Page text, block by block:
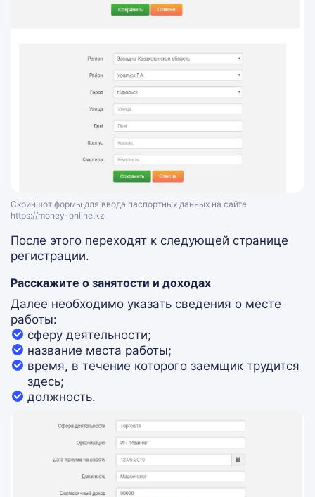
Скриншот формы для ввода паспортных данных на сайте
https://money-online.kz
После этого переходят к следующей странице
регистрации.
Расскажите о занятости и доходах
Далее необходимо указать сведения о месте
работы:
сферу деятельности;
название места работы;
время, в течение которого заемщик трудится
здесь;
должность.